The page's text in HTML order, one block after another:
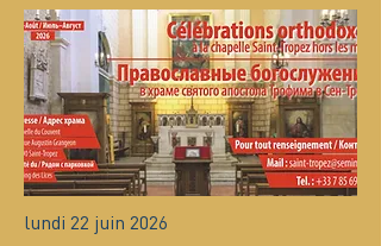
lundi 22 juin 2026